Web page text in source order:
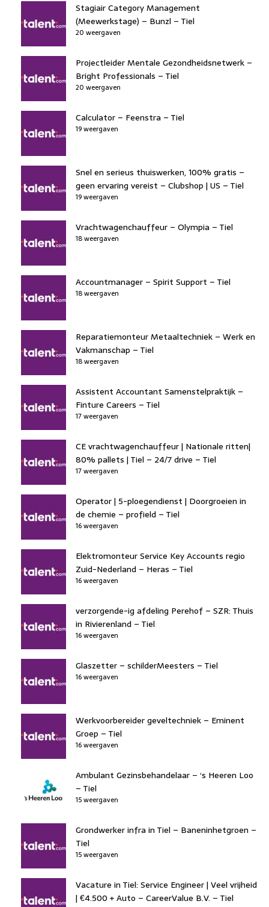
Stagiair Category Management
(Meewerkstage) – Bunzl – Tiel
20 weergaven
Projectleider Mentale Gezondheidsnetwerk –
Bright Professionals – Tiel
20 weergaven
Calculator – Feenstra – Tiel
19 weergaven
Snel en serieus thuiswerken, 100% gratis –
geen ervaring vereist – Clubshop | US – Tiel
19 weergaven
Vrachtwagenchauffeur – Olympia – Tiel
18 weergaven
Accountmanager – Spirit Support – Tiel
18 weergaven
Reparatiemonteur Metaaltechniek – Werk en
Vakmanschap – Tiel
18 weergaven
Assistent Accountant Samenstelpraktijk –
Finture Careers – Tiel
17 weergaven
CE vrachtwagenchauffeur | Nationale ritten|
80% pallets | Tiel – 24/7 drive – Tiel
17 weergaven
Operator | 5-ploegendienst | Doorgroeien in
de chemie – profield – Tiel
16 weergaven
Elektromonteur Service Key Accounts regio
Zuid-Nederland – Heras – Tiel
16 weergaven
verzorgende-ig afdeling Perehof – SZR: Thuis
in Rivierenland – Tiel
16 weergaven
Glaszetter – schilderMeesters – Tiel
16 weergaven
Werkvoorbereider geveltechniek – Eminent
Groep – Tiel
16 weergaven
Ambulant Gezinsbehandelaar – ‘s Heeren Loo
– Tiel
15 weergaven
Grondwerker infra in Tiel – Baneninhetgroen –
Tiel
15 weergaven
Vacature in Tiel: Service Engineer | Veel vrijheid
| €4.500 + Auto – CareerValue B.V. – Tiel